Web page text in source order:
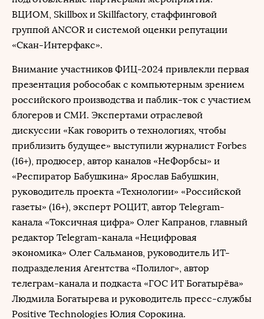
ВЦИОМ, Skillbox и Skillfactory, стаффинговой
группой ANCOR и системой оценки репутации
«Скан-Интерфакс».
Внимание участников ФИЦ-2024 привлекли первая
презентация робособак с компьютерным зрением
российского производства и паблик-ток с участием
блогеров и СМИ. Экспертами отраслевой
дискуссии «Как говорить о технологиях, чтобы
приблизить будущее» выступили журналист Forbes
(16+), продюсер, автор каналов «НеФорбсы» и
«Респиратор Бабушкина» Ярослав Бабушкин,
руководитель проекта «Технологии» «Российской
газеты» (16+), эксперт РОЦИТ, автор Telegram-
канала «Токсичная цифра» Олег Капранов, главный
редактор Telegram-канала «Нецифровая
экономика» Олег Сальманов, руководитель ИТ-
подразделения Агентства «Полилог», автор
телеграм-канала и подкаста «ГОС ИТ Богатырёва»
Людмила Богатырева и руководитель пресс-службы
Positive Technologies Юлия Сорокина.